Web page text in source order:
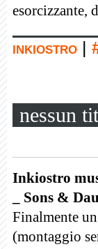
esorcizzante,
inkiostro
nessun
Inkiostro
_ Sons &
Finalmente
(montaggio